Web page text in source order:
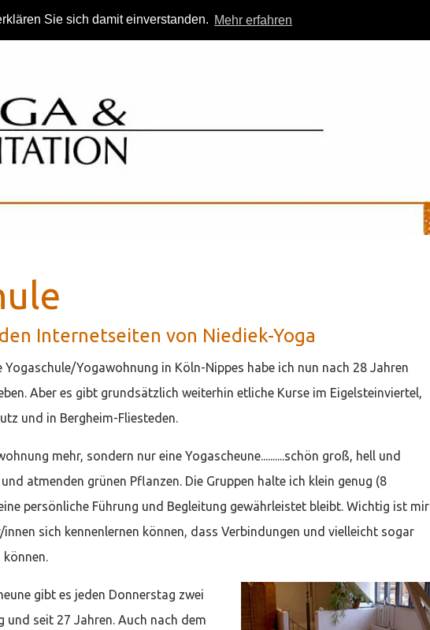
Sie sich damit einverstanden. Mehr erfahren
Yoga- Seminare Unterrichtsorte Kunst- Projekte
Internetseiten von Niediek-Yoga
Yogaschule/Yogawohnung in Köln-Nippes habe ich nun nach 28 Jahren
Aber es gibt grundsätzlich weiterhin etliche Kurse im Eigelsteinviertel,
und in Bergheim-Fliesteden.
mehr, sondern nur eine Yogascheune..........schön groß, hell und
atmenden grünen Pflanzen. Die Gruppen halte ich klein genug (8
persönliche Führung und Begleitung gewährleistet bleibt. Wichtig ist mir
sich kennenlernen können, dass Verbindungen und vielleicht sogar
können.
gibt es jeden Donnerstag zwei
und seit 27 Jahren. Auch nach dem